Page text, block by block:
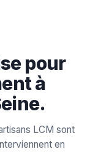
pour
à
LCM sont
en